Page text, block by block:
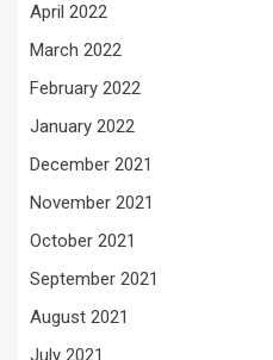
April 2022
March 2022
February 2022
January 2022
December 2021
November 2021
October 2021
September 2021
August 2021
July 2021